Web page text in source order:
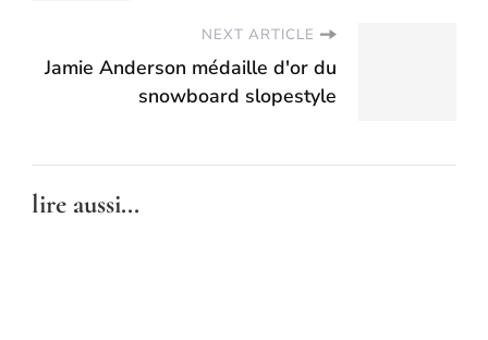
NEXT ARTICLE
Jamie Anderson médaille d'or du
snowboard slopestyle
lire aussi...